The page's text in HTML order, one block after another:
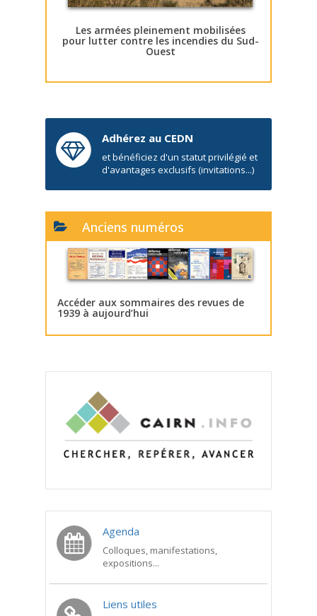
Les armées pleinement mobilisées
pour lutter contre les incendies du Sud-
Ouest
Adhérez au CEDN
et bénéficiez d'un statut privilégié et
d'avantages exclusifs (invitations...)
Anciens numéros
Accéder aux sommaires des revues de
1939 à aujourd’hui
Agenda
Colloques, manifestations,
expositions...
Liens utiles